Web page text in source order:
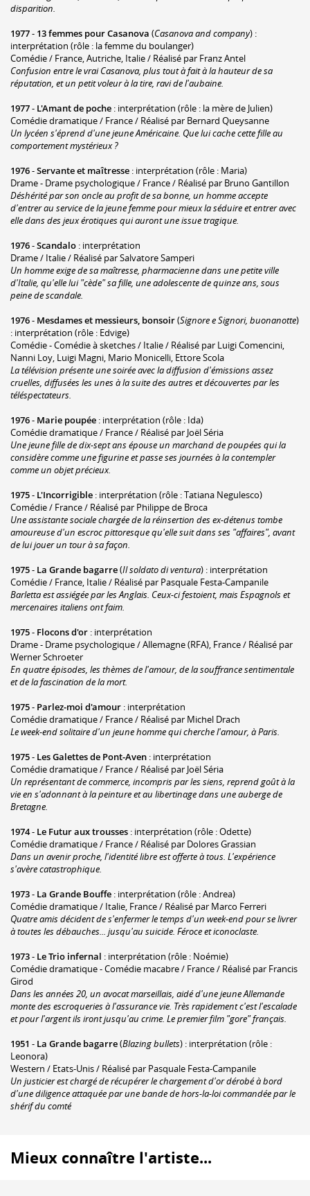
disparition.
1977- 13 femmes pour Casanova (Casanova and company) :
interprétation (rôle : la femme du boulanger)
Comédie / France, Autriche, Italie / Réalisé par Franz Antel
Confusion entre le vrai Casanova, plus tout à fait à la hauteur de sa
réputation, et un petit voleur à la tire, ravi de l'aubaine.
1977- L'Amant de poche : interprétation (rôle : la mère de Julien)
Comédie dramatique / France / Réalisé par Bernard Queysanne
Un lycéen s'éprend d'une jeune Américaine. Que lui cache cette fille au
comportement mystérieux ?
1976-Servante et maîtresse : interprétation (rôle : Maria)
Drame - Drame psychologique / France / Réalisé par Bruno Gantillon
Déshérité par son oncle au profit de sa bonne, un homme accepte
d'entrer au service de la jeune femme pour mieux la séduire et entrer avec
elle dans des jeux érotiques qui auront une issue tragique.
1976-Scandalo : interprétation
Drame / Italie / Réalisé par Salvatore Samperi
Un homme exige de sa maîtresse, pharmacienne dans une petite ville
d'Italie, qu'elle lui "cède" sa fille, une adolescente de quinze ans, sous
peine de scandale.
1976- Mesdames et messieurs, bonsoir(Signore e Signori, buonanotte)
: interprétation (rôle : Edvige)
Comédie - Comédie à sketches / Italie / Réalisé par Luigi Comencini,
Nanni Loy, Luigi Magni, Mario Monicelli, Ettore Scola
La télévision présente une soirée avec la diffusion d'émissions assez
cruelles, diffusées les unes à la suite des autres et découvertes par les
téléspectateurs.
1976- Marie poupée : interprétation (rôle : Ida)
Comédie dramatique / France / Réalisé par Joël Séria
Une jeune fille de dix-sept ans épouse un marchand de poupées qui la
considère comme une figurine et passe ses journées à la contempler
comme un objet précieux.
1975- L'Incorrigible : interprétation (rôle : Tatiana Negulesco)
Comédie / France / Réalisé par Philippe de Broca
Une assistante sociale chargée de la réinsertion des ex-détenus tombe
amoureuse d'un escroc pittoresque qu'elle suit dans ses "affaires", avant
de lui jouer un tour à sa façon.
1975- La Grande bagarre(Il soldato di ventura) : interprétation
Comédie / France, Italie / Réalisé par Pasquale Festa-Campanile
Barletta est assiégée par les Anglais. Ceux-ci festoient, mais Espagnols et
mercenaires italiens ont faim.
1975- Flocons d'or : interprétation
Drame - Drame psychologique / Allemagne (RFA), France / Réalisé par
Werner Schroeter
En quatre épisodes, les thèmes de l'amour, de la souffrance sentimentale
et de la fascination de la mort.
1975- Parlez-moi d'amour : interprétation
Comédie dramatique / France / Réalisé par Michel Drach
Le week-end solitaire d'un jeune homme qui cherche l'amour, à Paris.
1975- Les Galettes de Pont-Aven : interprétation
Comédie dramatique / France / Réalisé par Joël Séria
Un représentant de commerce, incompris par les siens, reprend goût à la
vie en s'adonnant à la peinture et au libertinage dans une auberge de
Bretagne.
1974- Le Futur aux trousses : interprétation (rôle : Odette)
Comédie dramatique / France / Réalisé par Dolores Grassian
Dans un avenir proche, l'identité libre est offerte à tous. L'expérience
s'avère catastrophique.
1973- La Grande Bouffe : interprétation (rôle : Andrea)
Comédie dramatique / Italie, France / Réalisé par Marco Ferreri
Quatre amis décident de s'enfermer le temps d'un week-end pour se livrer
à toutes les débauches... jusqu'au suicide. Féroce et iconoclaste.
1973- Le Trio infernal : interprétation (rôle : Noémie)
Comédie dramatique - Comédie macabre / France / Réalisé par Francis
Girod
Dans les années 20, un avocat marseillais, aidé d'une jeune Allemande
monte des escroqueries à l'assurance vie. Très rapidement c'est l'escalade
et pour l'argent ils iront jusqu'au crime. Le premier film "gore" français.
1951 - La Grande bagarre(Blazing bullets) : interprétation (rôle :
Leonora)
Western / Etats-Unis / Réalisé par Pasquale Festa-Campanile
Un justicier est chargé de récupérer le chargement d'or dérobé à bord
d'une diligence attaquée par une bande de hors-la-loi commandée par le
shérif du comté
Mieux connaître l'artiste...